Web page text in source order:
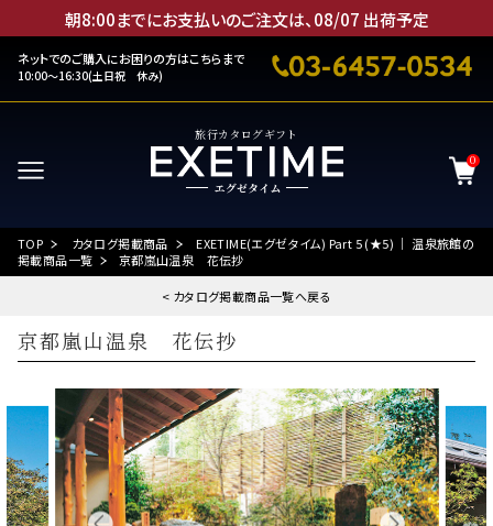
朝8:00までにお支払いのご注文は、08/07 出荷予定
ネットでのご購入にお困りの方はこちらまで
10:00～16:30(土日祝 休み)
旅行カタログギフト
0
TOP カタログ掲載商品
EXETIME(エグゼタイム) Part 5 (★5) ｜ 温泉旅館の
掲載商品一覧
京都嵐山温泉 花伝抄
< カタログ掲載商品一覧へ戻る
京都嵐山温泉 花伝抄